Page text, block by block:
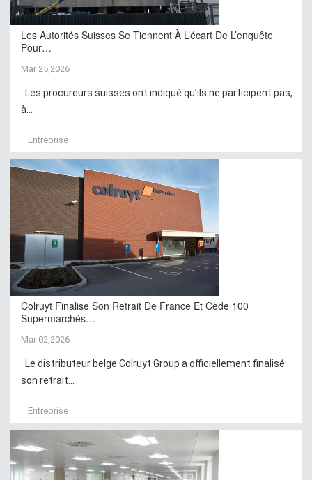
Les Autorités Suisses Se Tiennent À L’écart De L’enquête
Pour…
Mar 25,2026
Les procureurs suisses ont indiqué qu’ils ne participent pas,
à...
Entreprise
Colruyt Finalise Son Retrait De France Et Cède 100
Supermarchés…
Mar 02,2026
Le distributeur belge Colruyt Group a officiellement finalisé
son retrait...
Entreprise